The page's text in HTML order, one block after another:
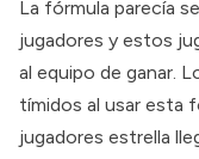
La fórmula parecía
jugadores y estos
al equipo de ganar.
tímidos al usar esta
jugadores estrella